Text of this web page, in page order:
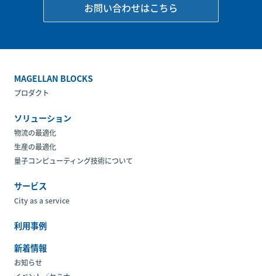
お問い合わせはこちら
MAGELLAN BLOCKS
プロダクト
ソリューション
物流の最適化
生産の最適化
量子コンピューティング技術について
サービス
City as a service
利用事例
新着情報
お知らせ